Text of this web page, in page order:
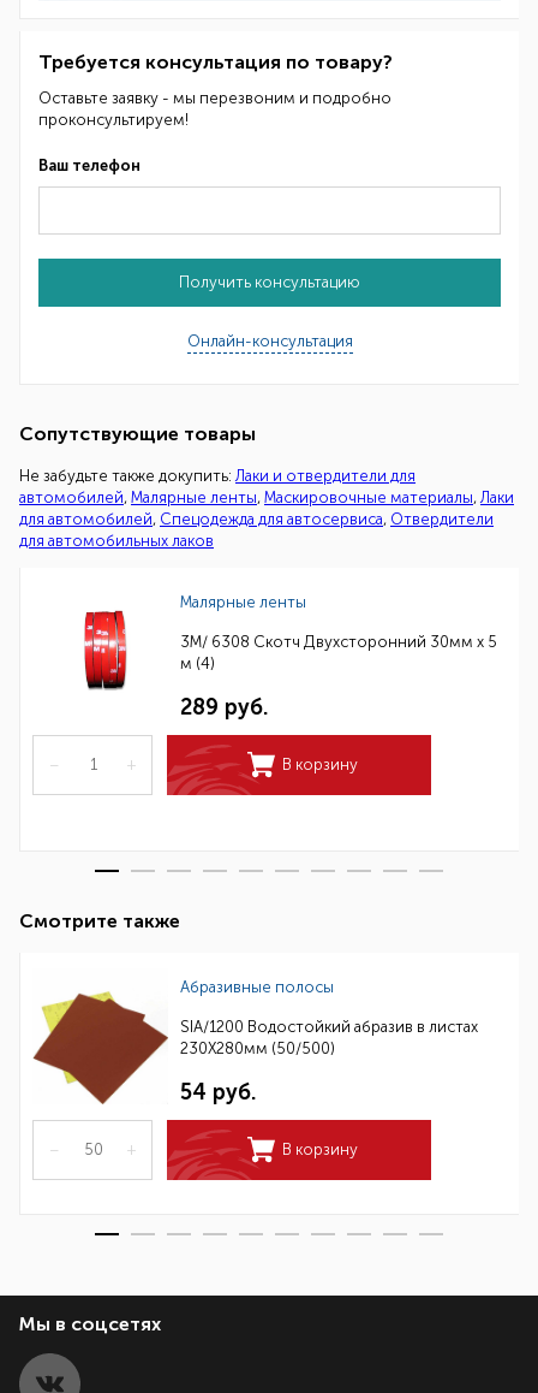
Требуется консультация по товару?
Оставьте заявку - мы перезвоним и подробно
проконсультируем!
Ваш телефон
Получить консультацию
Онлайн-консультация
Сопутствующие товары
Не забудьте также докупить: Лаки и отвердители для
автомобилей, Малярные ленты, Маскировочные материалы, Лаки
для автомобилей, Спецодежда для автосервиса, Отвердители
для автомобильных лаков
Малярные ленты
3M/ 6308 Скотч Двухсторонний 30мм х 5
м (4)
289 руб.
– + В корзину
Смотрите также
Абразивные полосы
SIA/1200 Водостойкий абразив в листах
230Х280мм (50/500)
54 руб.
– + В корзину
Мы в соцсетях